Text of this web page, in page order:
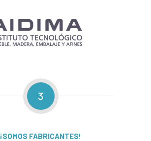
3
¡SOMOS FABRICANTES!